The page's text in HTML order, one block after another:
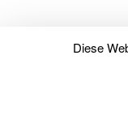
Diese